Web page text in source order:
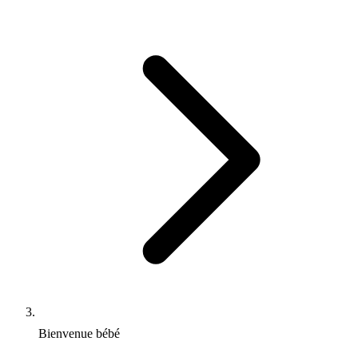
Bienvenue bébé